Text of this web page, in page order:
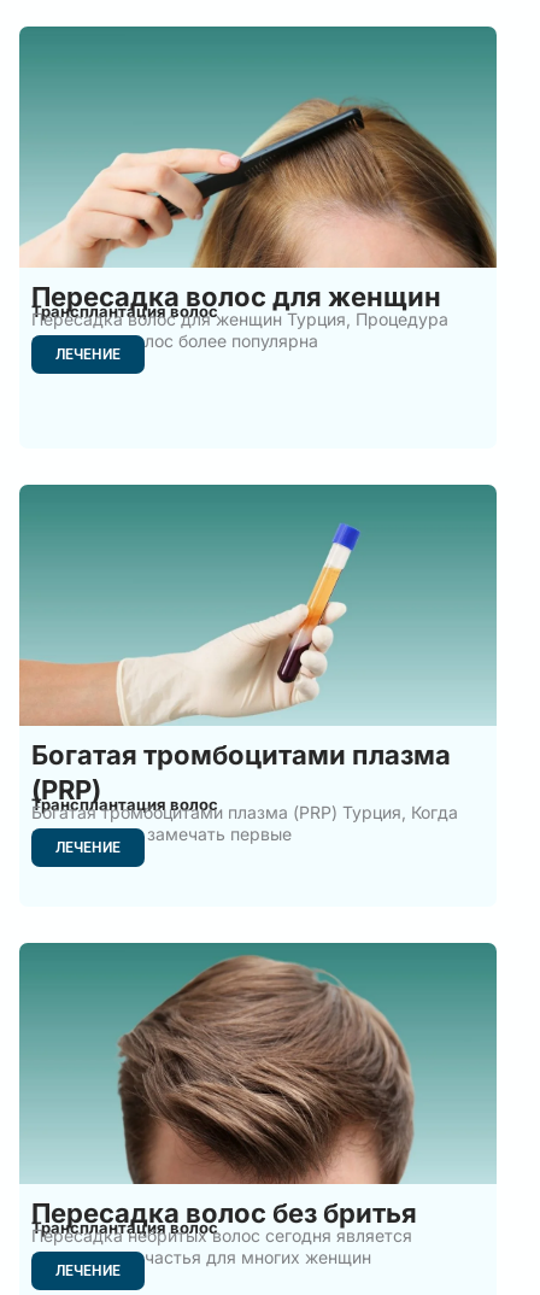
Пересадка волос для женщин
Трансплантация волос
Пересадка волос для женщин Турция, Процедура
пересадки волос более популярна
ЛЕЧЕНИЕ
Богатая тромбоцитами плазма
(PRP)
Трансплантация волос
Богатая тромбоцитами плазма (PRP) Турция, Когда
мы начинаем замечать первые
ЛЕЧЕНИЕ
Пересадка волос без бритья
Трансплантация волос
Пересадка небритых волос сегодня является
источником счастья для многих женщин
ЛЕЧЕНИЕ